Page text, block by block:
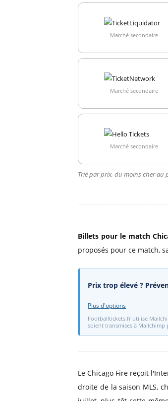
Marché secondaire
Marché secondaire
Marché secondaire
Trié par prix, du moins cher au
Billets pour le match
proposés pour ce match,
Prix trop élevé ?
Plus d'options
Footballtickets.fr utilise
soient transmises à Mailchimp
Le Chicago Fire reçoit
droite de la saison MLS,